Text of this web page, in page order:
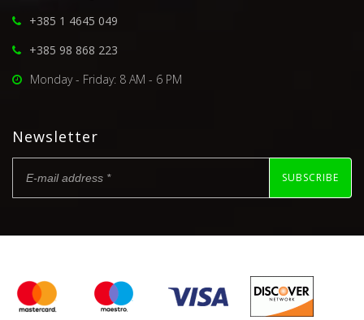
+385 1 4645 049
+385 98 868 223
Monday - Friday: 8 AM - 6 PM
Newsletter
SUBSCRIBE